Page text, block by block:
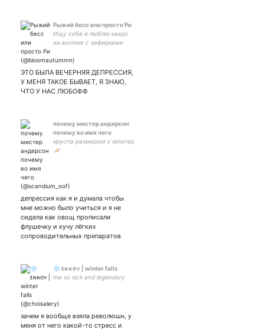
Рыжий бесс или просто Ри
Ищу себя и люблю какао
на молоке с зефирками
ЭТО БЫЛА ВЕЧЕРНЯЯ ДЕПРЕССИЯ,
У МЕНЯ ТАКОЕ БЫВАЕТ, Я ЗНАЮ,
ЧТО У НАС ЛЮБОФФ
почему мистер андерсон
почему во имя чего
круспа размером с юпитер
🪐
депрессия как я и думала чтобы
мне можно было учиться и я не
сидела как овощ прописали
флушечку и кучу лёгких
сопроводительных препаратов
❄️ ᴇʀʀᴏʏ | winter falls
me so sick and legendary
зачем я вообще взяла революшн, у
меня от него какой-то стресс и